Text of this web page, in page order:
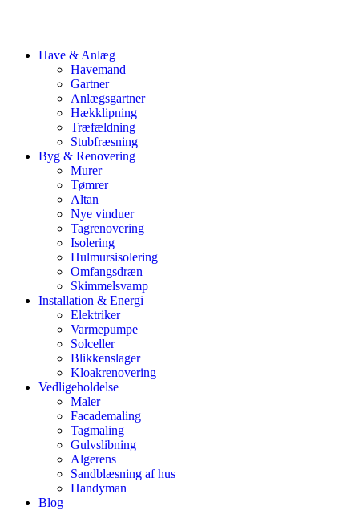
Have & Anlæg
Havemand
Gartner
Anlægsgartner
Hækklipning
Træfældning
Stubfræsning
Byg & Renovering
Murer
Tømrer
Altan
Nye vinduer
Tagrenovering
Isolering
Hulmursisolering
Omfangsdræn
Skimmelsvamp
Installation & Energi
Elektriker
Varmepumpe
Solceller
Blikkenslager
Kloakrenovering
Vedligeholdelse
Maler
Facademaling
Tagmaling
Gulvslibning
Algerens
Sandblæsning af hus
Handyman
Blog